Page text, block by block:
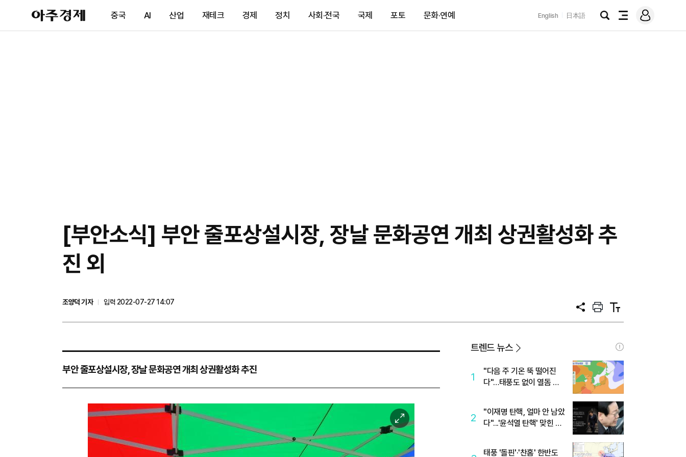
아
주
제
중국 AI 산업 재테크 경제 정치 사회·전국 국제 포토 문화·연예 English 日本語
검
전
메
그
[부안소식] 부안 줄포상설시장, 장날 문화공연 개최 상권활성화 추
진 외
조양덕 기자
입력 2022-07-27 14:07
공
프
트
텍
트
부안 줄포상설시장, 장날 문화공연 개최 상권활성화 추진
이
미
트렌드 뉴스
1
"다음 주 기온 뚝 떨어진
다"…태풍도 없이 열돔 박
2
"이재명 탄핵, 얼마 안 남았
다"...'윤석열 탄핵' 맞힌 무
태풍 '돌핀'·'찬홈' 한반도